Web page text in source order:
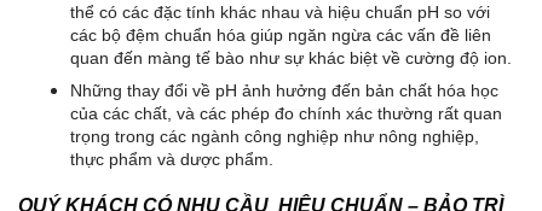
thể có các đặc tính khác nhau và hiệu chuẩn pH so với
các bộ đệm chuẩn hóa giúp ngăn ngừa các vấn đề liên
quan đến màng tế bào như sự khác biệt về cường độ ion.
Những thay đổi về pH ảnh hưởng đến bản chất hóa học
của các chất, và các phép đo chính xác thường rất quan
trọng trong các ngành công nghiệp như nông nghiệp,
thực phẩm và dược phẩm.
QUÝ KHÁCH CÓ NHU CẦU HIỆU CHUẨN – BẢO TRÌ